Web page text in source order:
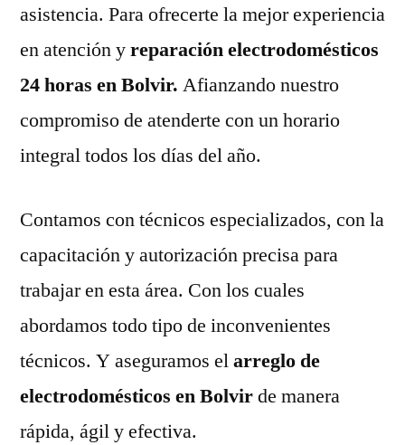
asistencia. Para ofrecerte la mejor experiencia
en atención yreparación electrodomésticos
24 horas en Bolvir. Afianzando nuestro
compromiso de atenderte con un horario
integral todos los días del año.
Contamos con técnicos especializados, con la
capacitación y autorización precisa para
trabajar en esta área. Con los cuales
abordamos todo tipo de inconvenientes
técnicos. Y aseguramos elarreglo de
electrodomésticos en Bolvirde manera
rápida, ágil y efectiva.